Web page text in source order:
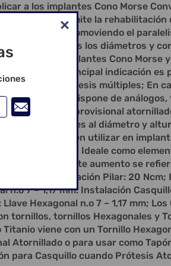
a los implantes Cono Morse
y Maestro; Permite la
desfavorable, promoviendo el
Todos los diámetros y
diámetro de implantes Cono Morse
protésica; Su principal indicación
para prótesis múltiples; En
paralelismo; Dispone de
y casquillos de provisional
correspondientes al diámetro y
no se pueden utilizar en
utilizar el Pilar Ideale como
planificación, este aumento se
Toque de instalación Pilar: 20
n.o 7 – 1,17 mm. Instalación
Hexagonal n.o 7 – 1,17 mm;
tornillos, tornillos Hexagonales y
Titanio viene con un Tornillo
Atornillado o para usar como
para Casquillo cuando Prótesis